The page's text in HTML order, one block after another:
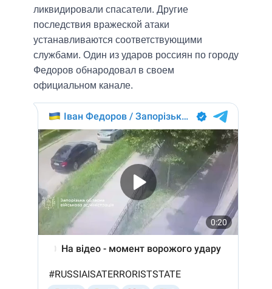
ликвидировали спасатели. Другие
последствия вражеской атаки
устанавливаются соответствующими
службами. Один из ударов россиян по городу
Федоров обнародовал в своем
официальном канале.